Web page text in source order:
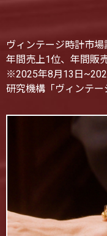
ヴィンテージ時計市
年間売上1位、年間販
※2025年8月13日
研究機構「ヴィンテ